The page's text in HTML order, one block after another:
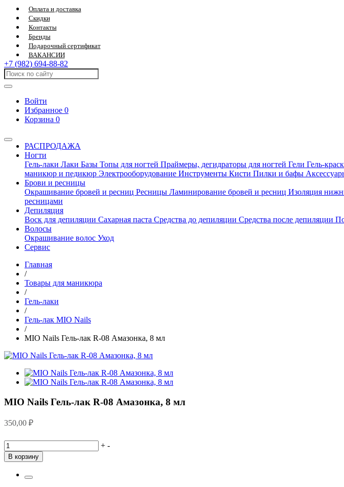
Оплата и доставка
Скидки
Контакты
Бренды
Подарочный сертификат
ВАКАНСИИ
+7 (982) 694-88-82
Войти
Избранное 0
Корзина 0
РАСПРОДАЖА
Ногти
Гель-лаки Лаки Базы Топы для ногтей Праймеры, дегидраторы для ногтей Гели Гель-
маникюр и педикюр Электрооборудование Инструменты Кисти Пилки и бафы
Брови и ресницы
Окрашивание бровей и ресниц Ресницы Ламинирование бровей и ресниц Изоляция
ресницами
Депиляция
Воск для депиляции Сахарная паста Средства до депиляции Средства после депиляции
Волосы
Окрашивание волос Уход
Сервис
Главная
/
Товары для маникюра
/
Гель-лаки
/
Гель-лак MIO Nails
/
MIO Nails Гель-лак R-08 Амазонка, 8 мл
MIO Nails Гель-лак R-08 Амазонка, 8 мл
350,00 ₽
+ -
В корзину